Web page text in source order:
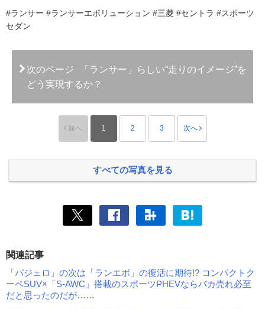
#ランサー #ランサーエボリューション #三菱 #セントラ #スポーツ
セダン
次のページ
「ランサー」らしい“走りのイメージ”を
どう実現するか？
前へ 1 2 3 次へ
すべての写真を見る
関連記事
「パジェロ」の次は「ランエボ」の復活に期待!? コンパクトク
ーペSUV×「S-AWC」搭載のスポーツPHEVならバカ売れ必至
だと思ったのだが……